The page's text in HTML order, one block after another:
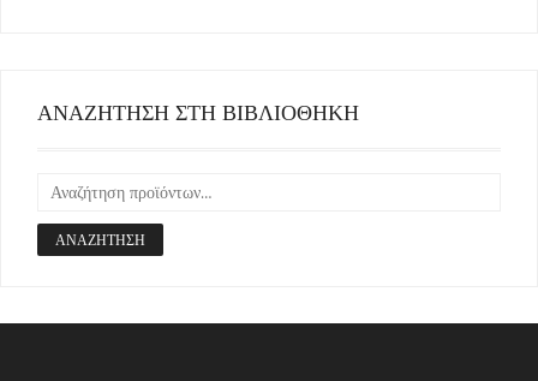
ΑΝΑΖΗΤΗΣΗ ΣΤΗ ΒΙΒΛΙΟΘΗΚΗ
ΑΝΑΖΉΤΗΣΗ